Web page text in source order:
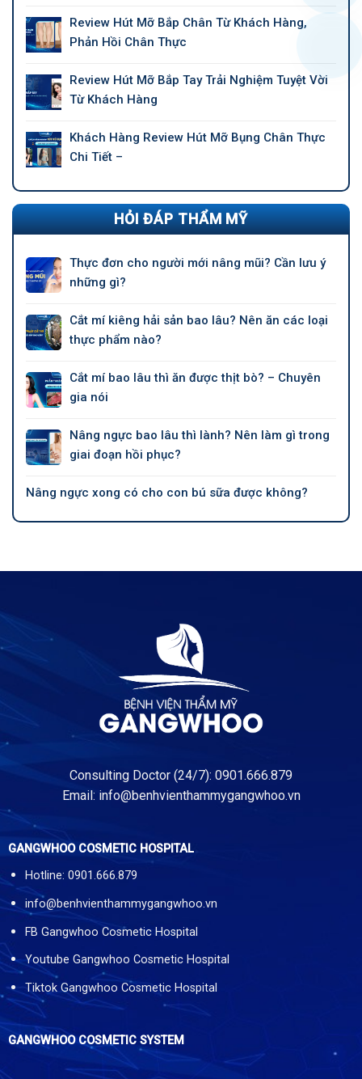
Review Hút Mỡ Bắp Chân Từ Khách Hàng,
Phản Hồi Chân Thực
Review Hút Mỡ Bắp Tay Trải Nghiệm Tuyệt Vời
Từ Khách Hàng
Khách Hàng Review Hút Mỡ Bụng Chân Thực
Chi Tiết –
HỎI ĐÁP THẨM MỸ
Thực đơn cho người mới nâng mũi? Cần lưu ý
những gì?
Cắt mí kiêng hải sản bao lâu? Nên ăn các loại
thực phẩm nào?
Cắt mí bao lâu thì ăn được thịt bò? – Chuyên
gia nói
Nâng ngực bao lâu thì lành? Nên làm gì trong
giai đoạn hồi phục?
Nâng ngực xong có cho con bú sữa được không?
Consulting Doctor (24/7): 0901.666.879
Email: info@benhvienthammygangwhoo.vn
GANGWHOO COSMETIC HOSPITAL
Hotline: 0901.666.879
info@benhvienthammygangwhoo.vn
FB Gangwhoo Cosmetic Hospital
Youtube Gangwhoo Cosmetic Hospital
Tiktok Gangwhoo Cosmetic Hospital
GANGWHOO COSMETIC SYSTEM